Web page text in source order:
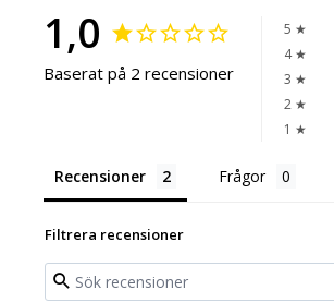
1,0
Baserat på 2 recensioner
5 ★
4 ★
3 ★
2 ★
1 ★
Recensioner Frågor
Filtrera recensioner